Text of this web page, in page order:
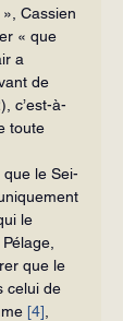
Cassien
« que
a
de
c’est-à-
toute
que le Sei­
le
que le
celui de
[4]